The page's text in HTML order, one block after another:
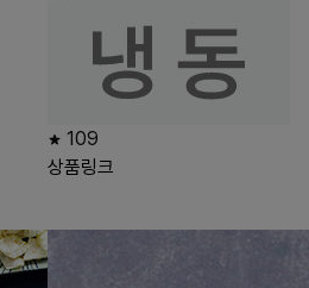
109
상품링크